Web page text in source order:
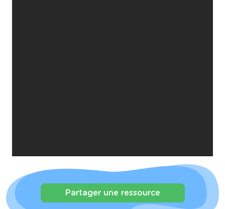
Partager une ressource